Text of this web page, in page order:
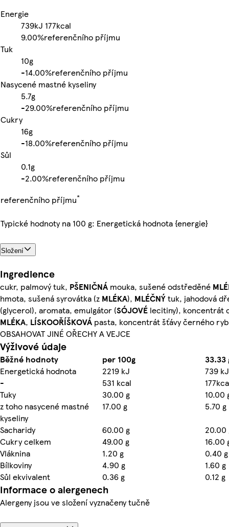
Energie
739kJ 177kcal
9.00%referenčního příjmu
Tuk
10g
-14.00%referenčního příjmu
Nasycené mastné kyseliny
5.7g
-29.00%referenčního příjmu
Cukry
16g
-18.00%referenčního příjmu
Sůl
0.1g
-2.00%referenčního příjmu
referenčního příjmu*
Typické hodnoty na 100 g: Energetická hodnota {energie}
Složení
Ingredience
cukr, palmový tuk, PŠENIČNÁ mouka, sušené odstředěné
hmota, sušená syrovátka (z MLÉKA), MLÉČNÝtuk, jahodová
(glycerol), aromata, emulgátor (SÓJOVÉ lecitiny), koncentrát
MLÉKA, LÍSKOOŘÍŠKOVÁ pasta, koncentrát šťávy černého
OBSAHOVAT JINÉ OŘECHY A VEJCE
Výživové údaje
Běžné hodnoty per 100g
33.33
Energetická hodnota
2219 kJ
739 kJ
-
531 kcal
Tuky
30.00 g
10.00
z toho nasycené mastné
kyseliny
17.00 g
5.70 g
Sacharidy
60.00 g
20.00
Cukry celkem
49.00 g
16.00
Vláknina
1.20 g
0.40 g
Bílkoviny
4.90 g
1.60 g
Sůl ekvivalent
0.36 g 0.12 g
Informace o alergenech
Alergeny jsou ve složení vyznačeny tučně